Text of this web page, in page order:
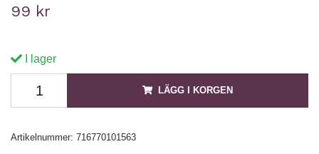
99 kr
I lager
LÄGG I KORGEN
Artikelnummer: 716770101563